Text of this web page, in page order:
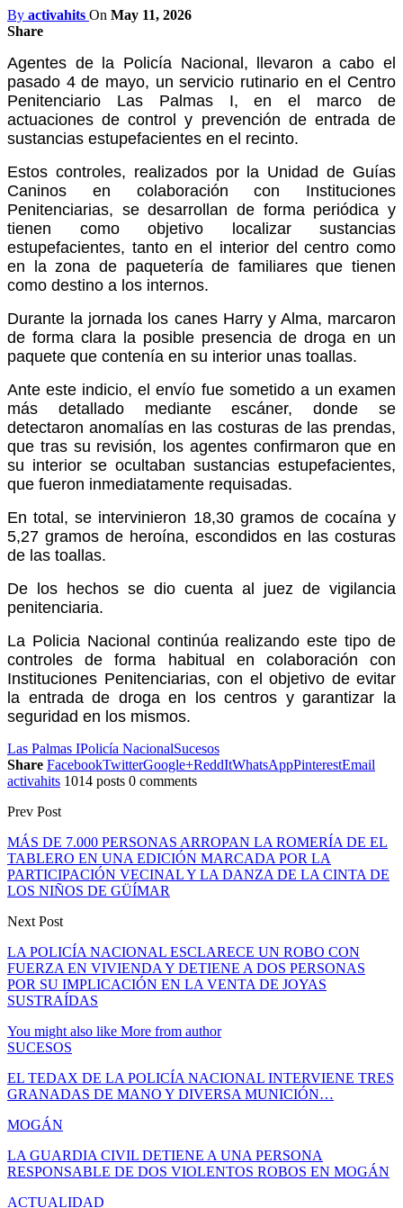
By activahits On May 11, 2026
Share
Agentes de la Policía Nacional, llevaron a cabo el
pasado 4 de mayo, un servicio rutinario en el Centro
Penitenciario Las Palmas I, en el marco de
actuaciones de control y prevención de entrada de
sustancias estupefacientes en el recinto.
Estos controles, realizados por la Unidad de Guías
Caninos en colaboración con Instituciones
Penitenciarias, se desarrollan de forma periódica y
tienen como objetivo localizar sustancias
estupefacientes, tanto en el interior del centro como
en la zona de paquetería de familiares que tienen
como destino a los internos.
Durante la jornada los canes Harry y Alma, marcaron
de forma clara la posible presencia de droga en un
paquete que contenía en su interior unas toallas.
Ante este indicio, el envío fue sometido a un examen
más detallado mediante escáner, donde se
detectaron anomalías en las costuras de las prendas,
que tras su revisión, los agentes confirmaron que en
su interior se ocultaban sustancias estupefacientes,
que fueron inmediatamente requisadas.
En total, se intervinieron 18,30 gramos de cocaína y
5,27 gramos de heroína, escondidos en las costuras
de las toallas.
De los hechos se dio cuenta al juez de vigilancia
penitenciaria.
La Policia Nacional continúa realizando este tipo de
controles de forma habitual en colaboración con
Instituciones Penitenciarias, con el objetivo de evitar
la entrada de droga en los centros y garantizar la
seguridad en los mismos.
Las Palmas IPolicía NacionalSucesos
Share FacebookTwitterGoogle+ReddItWhatsAppPinterestEmail
activahits 1014 posts 0 comments
Prev Post
MÁS DE 7.000 PERSONAS ARROPAN LA ROMERÍA DE EL
TABLERO EN UNA EDICIÓN MARCADA POR LA
PARTICIPACIÓN VECINAL Y LA DANZA DE LA CINTA DE
LOS NIÑOS DE GÜÍMAR
Next Post
LA POLICÍA NACIONAL ESCLARECE UN ROBO CON
FUERZA EN VIVIENDA Y DETIENE A DOS PERSONAS
POR SU IMPLICACIÓN EN LA VENTA DE JOYAS
SUSTRAÍDAS
You might also like More from author
SUCESOS
EL TEDAX DE LA POLICÍA NACIONAL INTERVIENE TRES
GRANADAS DE MANO Y DIVERSA MUNICIÓN…
MOGÁN
LA GUARDIA CIVIL DETIENE A UNA PERSONA
RESPONSABLE DE DOS VIOLENTOS ROBOS EN MOGÁN
ACTUALIDAD